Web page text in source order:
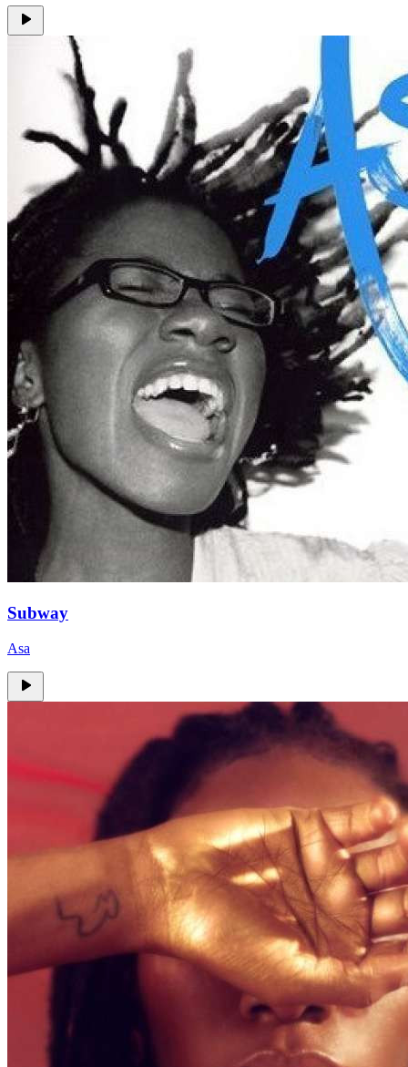
Subway
Asa